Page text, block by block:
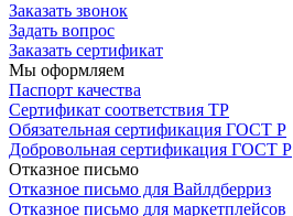
Заказать звонок
Задать вопрос
Заказать сертификат
Мы оформляем
Паспорт качества
Сертификат соответствия ТР
Обязательная сертификация ГОСТ Р
Добровольная сертификация ГОСТ Р
Отказное письмо
Отказное письмо для Вайлдберриз
Отказное письмо для маркетплейсов